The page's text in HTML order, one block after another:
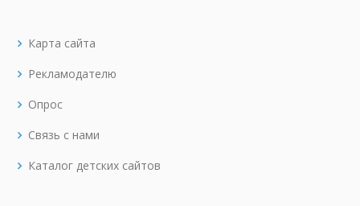
Карта сайта
Рекламодателю
Опрос
Связь с нами
Каталог детских сайтов